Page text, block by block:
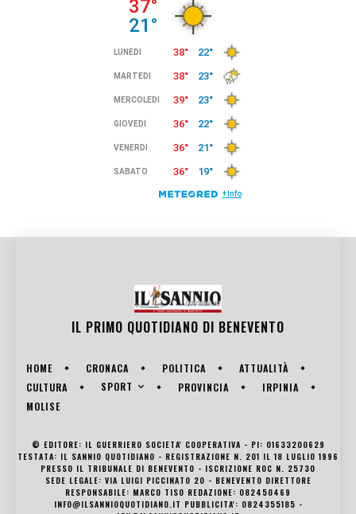
IL PRIMO QUOTIDIANO DI BENEVENTO
HOME CRONACA POLITICA
ATTUALITÀ
CULTURA
SPORT PROVINCIA
IRPINIA
MOLISE
© EDITORE: IL GUERRIERO SOCIETA' COOPERATIVA - PI: 01633200629
TESTATA: IL SANNIO QUOTIDIANO - REGISTRAZIONE N. 201 IL 18 LUGLIO 1996
PRESSO IL TRIBUNALE DI BENEVENTO - ISCRIZIONE ROC N. 25730
SEDE LEGALE: VIA LUIGI PICCINATO 20 - BENEVENTO DIRETTORE
RESPONSABILE: MARCO TISO REDAZIONE: 082450469
INFO@ILSANNIOQUOTIDIANO.IT PUBBLICITA': 0824355185 -